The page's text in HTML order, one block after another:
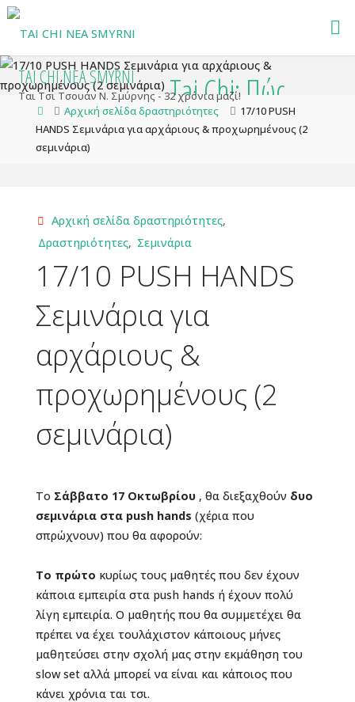
Skip
TAI CHI NEA SMYRNI
Ται Τσι Τσουάν Ν. Σμύρνης - 32 χρόνια μαζί!
Tai Chi: Πώς
βρήκα τον εαυτό
επιβραδύνοντάς
τον
HomeAρχική σελίδα δραστηριότητες
17/10 PUSH
HANDS Σεμινάρια για αρχάριους & προχωρημένους (2
σεμινάρια)
Aρχική σελίδα δραστηριότητες,
Δραστηριότητες, Σεμινάρια
17/10 PUSH HANDS
Σεμινάρια για
αρχάριους &
προχωρημένους (2
σεμινάρια)
Το Σάββατο 17 Οκτωβρίου , θα διεξαχθούν δυο
σεμινάρια στα push hands (χέρια που
σπρώχνουν) που θα αφορούν:
Το πρώτο κυρίως τους μαθητές που δεν έχουν
κάποια εμπειρία στα push hands ή έχουν πολύ
λίγη εμπειρία. Ο μαθητής που θα συμμετέχει θα
πρέπει να έχει τουλάχιστον κάποιους μήνες
μαθητεύσει στην σχολή μας στην εκμάθηση του
slow set αλλά μπορεί να είναι και κάποιος που
κάνει χρόνια ται τσι.